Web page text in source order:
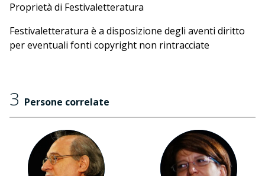
Proprietà di Festivaletteratura
Festivaletteratura è a disposizione degli aventi diritto
per eventuali fonti copyright non rintracciate
3 Persone correlate